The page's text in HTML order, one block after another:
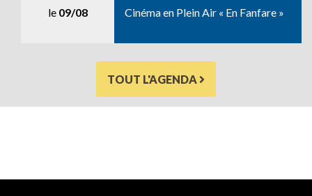
le 09/08 Cinéma en Plein Air « En Fanfare »
TOUT L'AGENDA